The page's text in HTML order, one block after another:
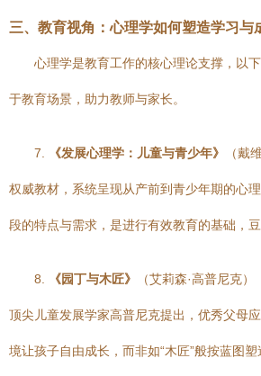
三、教育视角：心理学如何塑造学习与
心理学是教育工作的核心理论支撑，以
于教育场景，助力教师与家长。
7. 《发展心理学：儿童与青少年》 （戴
权威教材，系统呈现从产前到青少年期的心
段的特点与需求，是进行有效教育的基础，豆
8. 《园丁与木匠》 （艾莉森·高普尼克）
顶尖儿童发展学家高普尼克提出，优秀父母
境让孩子自由成长，而非如“木匠”般按蓝图